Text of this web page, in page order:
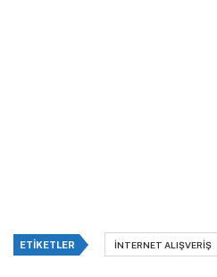
ETIKETLER INTERNET ALIŞVERIŞ